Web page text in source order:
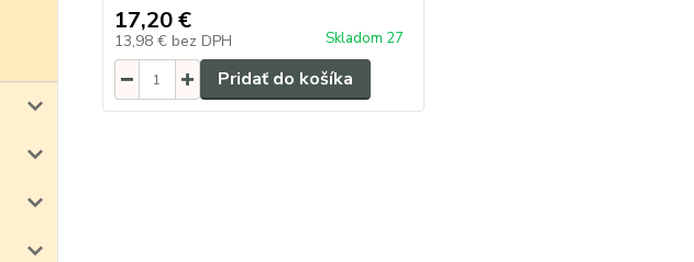
17,20 €
13,98 € bez DPH Skladom 27
Pridať do košíka